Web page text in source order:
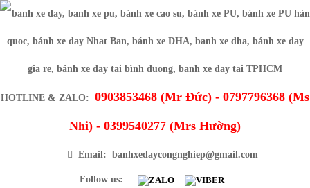
HOTLINE & ZALO: 0903853468 (Mr Đức) - 0797796368 (Ms
Nhi) - 0399540277 (Mrs Hường)
Email: banhxedaycongnghiep@gmail.com
Follow us: